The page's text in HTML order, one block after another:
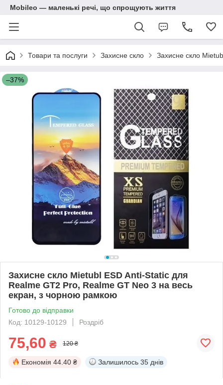
Mobileo — маленькі речі, що спрощують життя
Товари та послуги Захисне скло Захисне скло
–37%
Захисне скло Mietubl ESD Anti-Static для
Realme GT2 Pro, Realme GT Neo 3 на весь
екран, з чорною рамкою
Готово до відправки
Код: 10129-10129
Роздріб
75,60 ₴ 120 ₴
Економія 44.40 ₴ Залишилось 35 днів